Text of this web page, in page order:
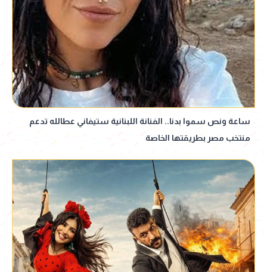
ساعة ونص سموا بدنا.. الفنانة اللبنانية ستيفاني عطالله تدعم
منتخب مصر بطريقتها الخاصة